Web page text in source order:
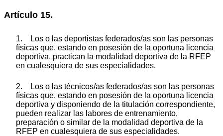
Artículo 15.
1. Los o las deportistas federados/as son las personas
físicas que, estando en posesión de la oportuna licencia
deportiva, practican la modalidad deportiva de la RFEP
en cualesquiera de sus especialidades.
2. Los o las técnicos/as federados/as son las personas
físicas que, estando en posesión de la oportuna licencia
deportiva y disponiendo de la titulación correspondiente,
pueden realizar las labores de entrenamiento,
preparación o similar de la modalidad deportiva de la
RFEP en cualesquiera de sus especialidades.